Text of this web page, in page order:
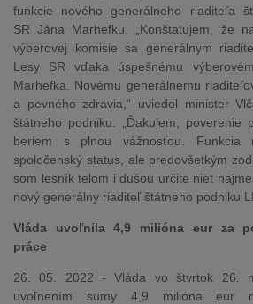
funkcie nového generálneho riaditeľa
SR Jána Marhefku. „Konštatujem, že
výberovej komisie sa generálnym
Lesy SR vďaka úspešnému
Marhefka. Novému generálnemu
a pevného zdravia,“ uviedol minister
štátneho podniku. „Ďakujem, poverenie
beriem s plnou vážnosťou.
spoločenský status, ale predovšetkým
som lesník telom i dušou určite niet
nový generálny riaditeľ štátneho podniku
Vláda uvoľnila 4,9 milióna eur za
práce
26. 05. 2022 - Vláda vo štvrtok 26.
uvoľnením sumy 4,9 milióna eur